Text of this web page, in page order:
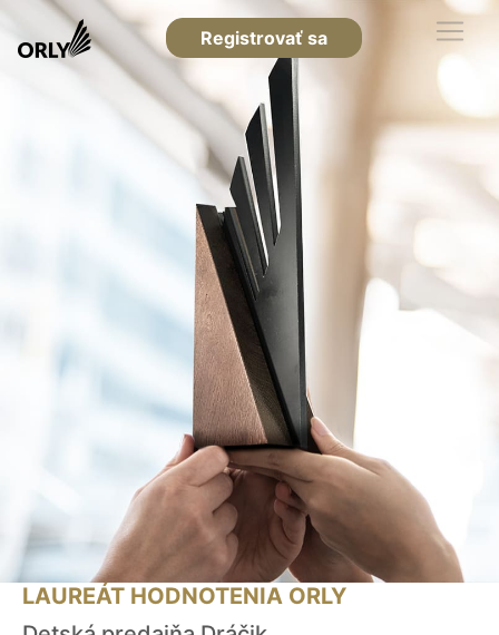
Registrovať sa
LAUREÁT HODNOTENIA ORLY